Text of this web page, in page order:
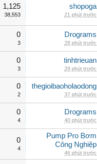
1,125
38,553
shopoga
21 phút trước
0
3
Drograms
28 phút trước
0
3
tinhtrieuan
29 phút trước
0
2
thegioibaoholaodong
37 phút trước
0
4
Drograms
40 phút trước
0
4
Pump Pro Bơm
Công Nghiệp
46 phút trước